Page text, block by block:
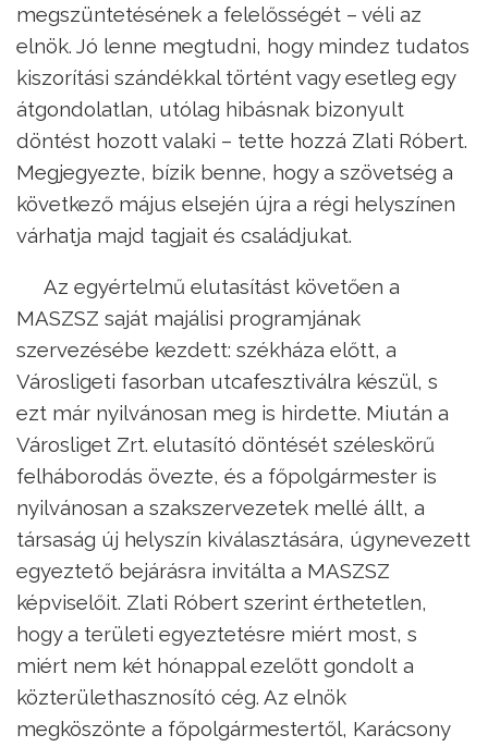
megszüntetésének a felelősségét – véli az
elnök. Jó lenne megtudni, hogy mindez tudatos
kiszorítási szándékkal történt vagy esetleg egy
átgondolatlan, utólag hibásnak bizonyult
döntést hozott valaki – tette hozzá Zlati Róbert.
Megjegyezte, bízik benne, hogy a szövetség a
következő május elsején újra a régi helyszínen
várhatja majd tagjait és családjukat.
Az egyértelmű elutasítást követően a
MASZSZ saját majálisi programjának
szervezésébe kezdett: székháza előtt, a
Városligeti fasorban utcafesztiválra készül, s
ezt már nyilvánosan meg is hirdette. Miután a
Városliget Zrt. elutasító döntését széleskörű
felháborodás övezte, és a főpolgármester is
nyilvánosan a szakszervezetek mellé állt, a
társaság új helyszín kiválasztására, úgynevezett
egyeztető bejárásra invitálta a MASZSZ
képviselőit. Zlati Róbert szerint érthetetlen,
hogy a területi egyeztetésre miért most, s
miért nem két hónappal ezelőtt gondolt a
közterülethasznosító cég. Az elnök
megköszönte a főpolgármestertől, Karácsony